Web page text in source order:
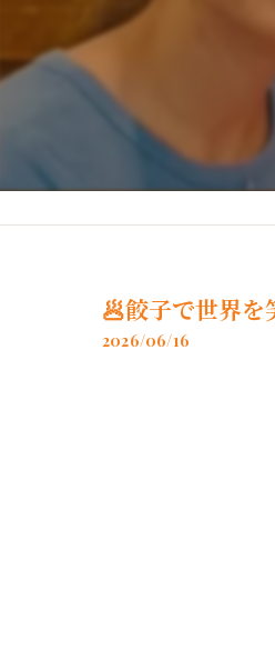
ピーナッツ油で
神戸牛使用の餡
🥟餃子で世界を
2026/06/16